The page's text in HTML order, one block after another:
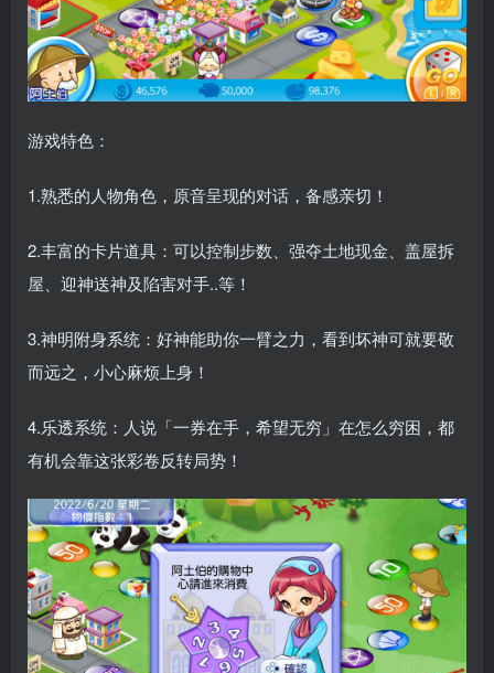
游戏特色：
1.熟悉的人物角色，原音呈现的对话，备感亲切！
2.丰富的卡片道具：可以控制步数、强夺土地现金、盖屋拆
屋、迎神送神及陷害对手..等！
3.神明附身系统：好神能助你一臂之力，看到坏神可就要敬
而远之，小心麻烦上身！
4.乐透系统：人说「一券在手，希望无穷」在怎么穷困，都
有机会靠这张彩卷反转局势！